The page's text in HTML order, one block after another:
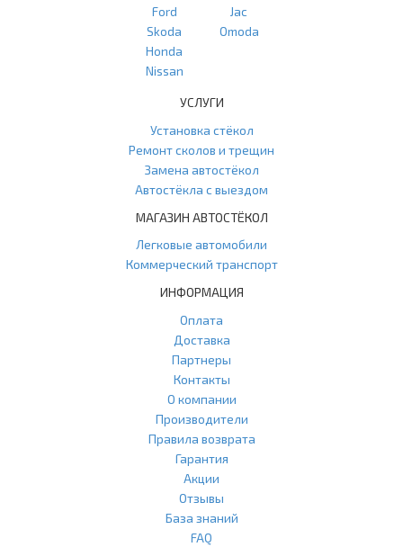
Ford
Skoda
Honda
Nissan
Jac
Omoda
УСЛУГИ
Установка стёкол
Ремонт сколов и трещин
Замена автостёкол
Автостёкла с выездом
МАГАЗИН АВТОСТЁКОЛ
Легковые автомобили
Коммерческий транспорт
ИНФОРМАЦИЯ
Оплата
Доставка
Партнеры
Контакты
О компании
Производители
Правила возврата
Гарантия
Акции
Отзывы
База знаний
FAQ